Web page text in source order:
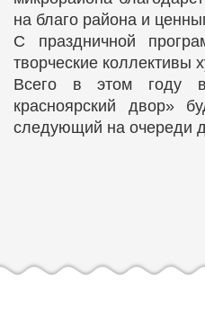
на благо района и
С праздничной
творческие коллективы
Всего в этом году
красноярский двор»
следующий на очереди